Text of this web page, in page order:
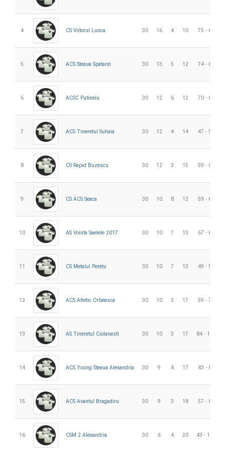
4 CS Viitorul Lunca 30 16 4 10 75 - 64
5 ACS Steaua Spatarei 30 13 5 12 74 - 66
6 ACSC Putineiu 30 12 6 12 70 - 61
7 ACS Tineretul Suhaia 30 12 4 14 47 - 54
8 CS Rapid Buzescu 30 12 3 15 59 - 80
9 CS ACS Seaca 30 10 8 12 59 - 68
10 AS Vointa Saelele 2017 30 10 7 13 67 - 69
11 CS Metalul Peretu 30 10 7 13 49 - 59
12 ACS Atletic Orbeasca 30 10 3 17 59 - 78
13 AS Tineretul Ciolanesti 30 10 3 17 84 - 124
14 ACS Young Steaua Alexandria 30 9 4 17 43 - 85
15 ACS Avantul Bragadiru 30 9 3 18 57 - 80
16 CSM 2 Alexandria 30 6 4 20 43 - 112